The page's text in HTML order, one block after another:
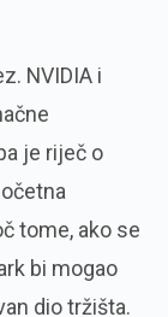
NVIDIA i
je riječ o
tome, ako se
bi mogao
dio tržišta.